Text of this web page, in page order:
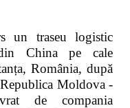
un traseu logistic
China pe cale
România, după
Moldova -
de compania